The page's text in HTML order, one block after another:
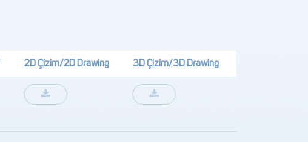
2D Çizim/2D Drawing 3D Çizim/3D Drawing